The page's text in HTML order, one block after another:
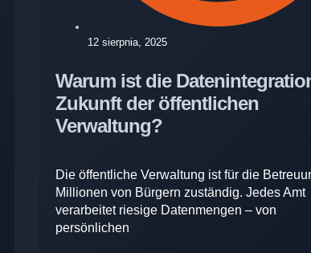
12 sierpnia, 2025
Warum ist die
Zukunft der öffentlichen
Verwaltung?
Die öffentliche Verwaltung ist für die
Millionen von Bürgern zuständig. Jedes Amt
verarbeitet riesige Datenmengen – von
persönlichen